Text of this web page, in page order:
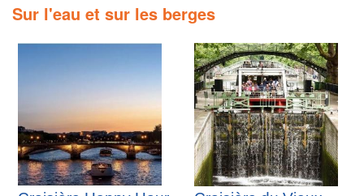
Sur l'eau et sur les berges